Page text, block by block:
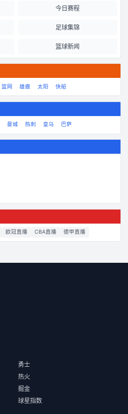
今日赛程
足球集锦
篮球新闻
篮网 雄鹿 太阳 快船
曼城 热刺 皇马 巴萨
欧冠直播 CBA直播 德甲直播
勇士
热火
掘金
球星指数